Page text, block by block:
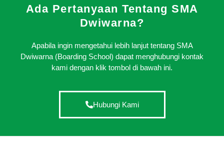
Ada Pertanyaan Tentang SMA
Dwiwarna?
Apabila ingin mengetahui lebih lanjut tentang SMA
Dwiwarna (Boarding School) dapat menghubungi kontak
kami dengan klik tombol di bawah ini.
Hubungi Kami